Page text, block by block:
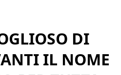
DI
IL NOME